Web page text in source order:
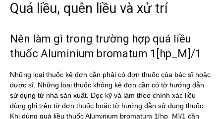
Quá liều, quên liều và xử trí
Nên làm gì trong trường hợp quá liều
thuốc Aluminium bromatum 1[hp_M]/1
Những loại thuốc kê đơn cần phải có đơn thuốc của bác sĩ hoặc
dược sĩ. Những loại thuốc không kê đơn cần có tờ hướng dẫn
sử dụng từ nhà sản xuất. Đọc kỹ và làm theo chính xác liều
dùng ghi trên tờ đơn thuốc hoặc tờ hướng dẫn sử dụng thuốc.
Khi dùng quá liều thuốc Aluminium bromatum 1[hp_M]/1 cần